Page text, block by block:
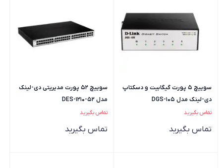
سوییچ 5 پورت گیگابیت و دسکتاپ
دی-لینک مدل DGS-105
تماس بگیرید
تماس بگیرید
سوییچ 52 پورت مدیریتی دی-لینک
مدل DES-1210-52
تماس بگیرید
تماس بگیرید